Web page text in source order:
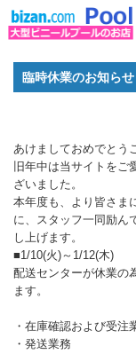
臨時休業のお知らせ
あけましておめでとう
旧年中は当サイトを
ざいました。
本年度も、より皆さま
に、スタッフ一同励ん
し上げます。
■1/10(火)～1/12(木)
配送センターが休業の
ます。
・在庫確認および受注
・発送業務